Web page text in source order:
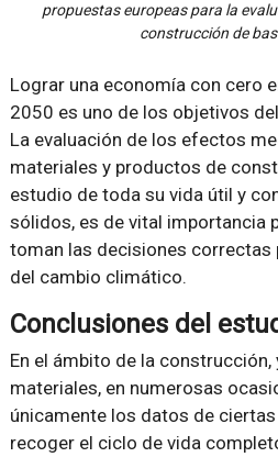
propuestas europeas para la
construcción de
Lograr una economía con cero
2050 es uno de los objetivos del
La evaluación de los efectos
materiales y productos de
estudio de toda su vida útil y
sólidos, es de vital importancia
toman las decisiones
del cambio climático.
Conclusiones del
En el ámbito de la
materiales, en numerosas
únicamente los datos de
recoger el ciclo de vida